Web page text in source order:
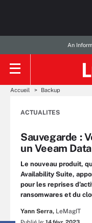
An
Accueil Backup
ACTUALITES
Sauvegarde :
un Veeam
Le nouveau produit,
Availability Suite,
pour les reprises
ransomwares et du
Yann Serra, LeMagIT